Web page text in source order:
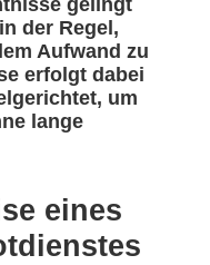
gelingt
der Regel,
Aufwand zu
erfolgt dabei
um
lange
eines